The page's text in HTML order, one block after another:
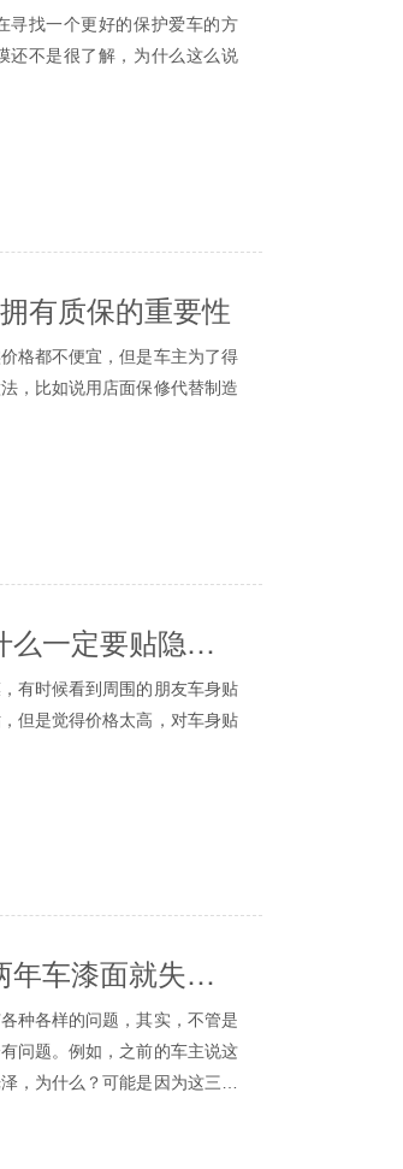
营店真实拍摄，欢迎转发分
观，也会使视线模糊，产生
降低行车安全。
看他的实力。首先，必须有
，手册。
找一个更好的保护爱车的方
还不是很了解，为什么这么说
，尘土飞扬，昆虫和其他赃
做的就是给车贴漆面保护膜。
擦都不会直接伤害到它，而
降。这些漆面保护膜可以为你
亮度提高30%以上，打蜡、
但是好处同时也是相当明显
的隐形盔甲，你值得我们拥
有质保的重要性
都不便宜，但是车主为了得
，比如说用店面保修代替制造
被忽悠，而其中的危害，有
看店内的态度。
员技术至关重要。厂家的电子
有严格的管理。那么，面对一
官方授权店面打个问号。
最大的陷阱，为了避免假膜
知道的事情。
玻璃损坏，完全不值得。
成都车身贴膜：汽车为什么一定要贴隐形车衣？
时候看到周围的朋友车身贴
但是觉得价格太高，对车身贴
家少走弯路。
，只会在隐形车衣表面上轻
并且3-7天后可以回来检查，
题。
性的洗车水。
成都车身贴膜：为什么两年车漆面就失去了光泽？
各样的问题，其实，不管是
问题。例如，之前的车主说这
，为什么？可能是因为这三个
，车漆是车体外辅助美观和